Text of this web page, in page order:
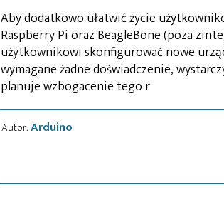
Aby dodatkowo ułatwić życie
Raspberry Pi oraz BeagleBone (poza
użytkownikowi skonfigurować nowe
wymagane żadne doświadczenie,
planuje wzbogacenie tego r
Autor:Arduino